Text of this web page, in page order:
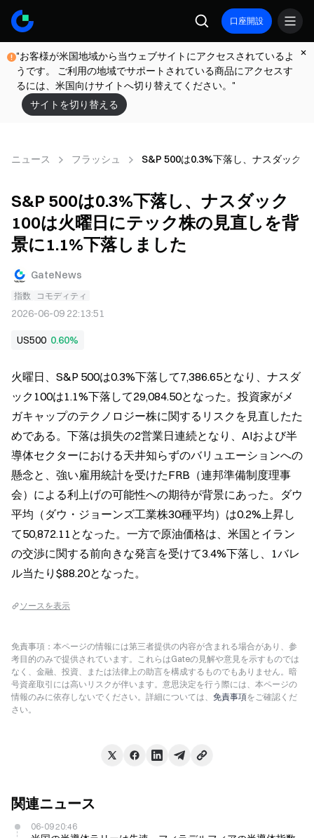
口座開設
"お客様が米国地域から当ウェブサイトにアクセスされているよ
うです。 ご利用の地域でサポートされている商品にアクセスす
るには、米国向けサイトへ切り替えてください。"
サイトを切り替える
ニュース フラッシュ S&P 500は0.3%下落し、ナスダック
S&P 500は0.3%下落し、ナスダック
100は火曜日にテック株の見直しを背
景に1.1%下落しました
GateNews
指数 コモディティ
2026-06-09 22:13:51
US500 0.60%
火曜日、S&P 500は0.3%下落して7,386.65となり、ナスダ
ック100は1.1%下落して29,084.50となった。投資家がメ
ガキャップのテクノロジー株に関するリスクを見直したた
めである。下落は損失の2営業日連続となり、AIおよび半
導体セクターにおける天井知らずのバリュエーションへの
懸念と、強い雇用統計を受けたFRB（連邦準備制度理事
会）による利上げの可能性への期待が背景にあった。ダウ
平均（ダウ・ジョーンズ工業株30種平均）は0.2%上昇し
て50,872.11となった。一方で原油価格は、米国とイラン
の交渉に関する前向きな発言を受けて3.4%下落し、1バレ
ル当たり$88.20となった。
ソースを表示
免責事項：本ページの情報には第三者提供の内容が含まれる場合があり、参
考目的のみで提供されています。これらはGateの見解や意見を示すものでは
なく、金融、投資、または法律上の助言を構成するものでもありません。暗
号資産取引には高いリスクが伴います。意思決定を行う際には、本ページの
情報のみに依存しないでください。詳細については、 免責事項をご確認くだ
さい。
関連ニュース
06-09 20:46